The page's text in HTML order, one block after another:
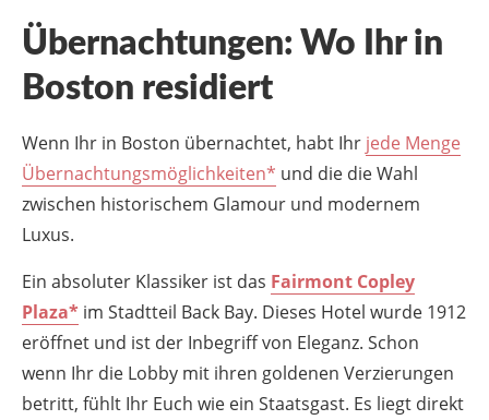
Übernachtungen: Wo Ihr in
Boston residiert
Wenn Ihr in Boston übernachtet, habt Ihr jede Menge
Übernachtungsmöglichkeiten* und die die Wahl
zwischen historischem Glamour und modernem
Luxus.
Ein absoluter Klassiker ist das Fairmont Copley
Plaza* im Stadtteil Back Bay. Dieses Hotel wurde 1912
eröffnet und ist der Inbegriff von Eleganz. Schon
wenn Ihr die Lobby mit ihren goldenen Verzierungen
betritt, fühlt Ihr Euch wie ein Staatsgast. Es liegt direkt